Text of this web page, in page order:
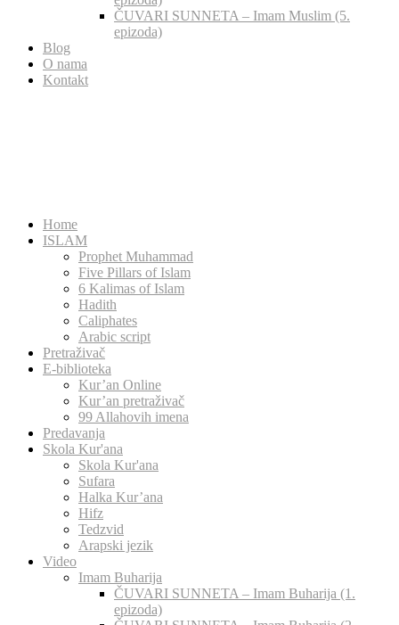
ČUVARI SUNNETA – Imam Muslim (5.
epizoda)
Blog
O nama
Kontakt
Home
ISLAM
Prophet Muhammad
Five Pillars of Islam
6 Kalimas of Islam
Hadith
Caliphates
Arabic script
Pretraživač
E-biblioteka
Kur’an Online
Kur’an pretraživač
99 Allahovih imena
Predavanja
Skola Kur'ana
Skola Kur'ana
Sufara
Halka Kur’ana
Hifz
Tedzvid
Arapski jezik
Video
Imam Buharija
ČUVARI SUNNETA – Imam Buharija (1.
epizoda)